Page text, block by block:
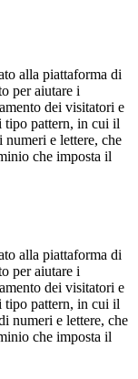
alla piattaforma di
per aiutare i
dei visitatori e
tipo pattern, in cui il
numeri e lettere, che
che imposta il
alla piattaforma di
per aiutare i
dei visitatori e
tipo pattern, in cui il
numeri e lettere, che
che imposta il